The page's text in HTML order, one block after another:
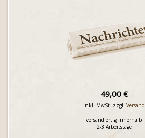
49,00 €
inkl. MwSt. zzgl. Versand
versandfertig innerhalb
2-3 Arbeitstage